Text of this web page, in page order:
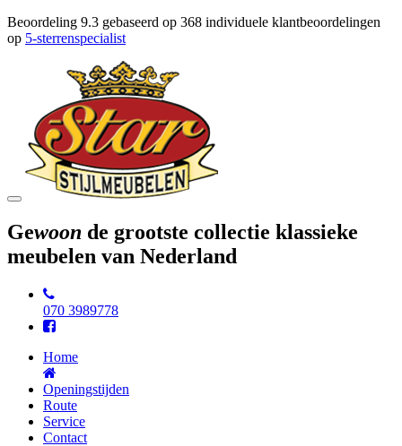
Beoordeling 9.3 gebaseerd op 368 individuele klantbeoordelingen
op 5-sterrenspecialist
Toggle
Gewoon de grootste collectie klassieke
meubelen van Nederland
070 3989778
Home
Openingstijden
Route
Service
Contact